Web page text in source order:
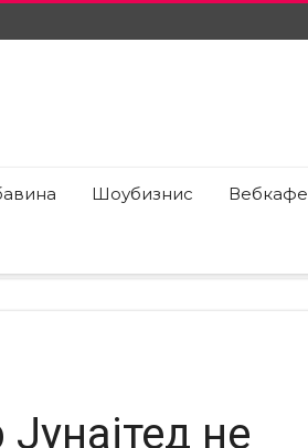
Шоубизнис Вебкафе
не